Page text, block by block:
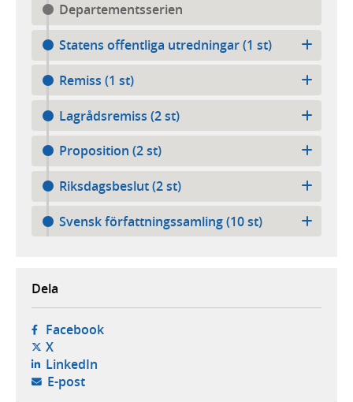
Departementsserien
Statens offentliga utredningar (1 st)
Remiss (1 st)
Lagrådsremiss (2 st)
Proposition (2 st)
Riksdagsbeslut (2 st)
Svensk författningssamling (10 st)
Dela
Facebook- öppnas i ny flik, extern webbplats,
X- öppnas i ny flik, extern webbplats,
LinkedIn- öppnas i ny flik, extern webbplats,
E-post- öppnar din e-postklient,